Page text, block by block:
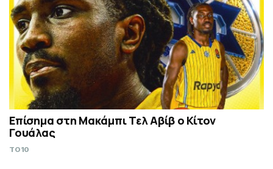
Επίσημα στη Μακάμπι Τελ Αβίβ ο Κίτον
Γουάλας
TO10